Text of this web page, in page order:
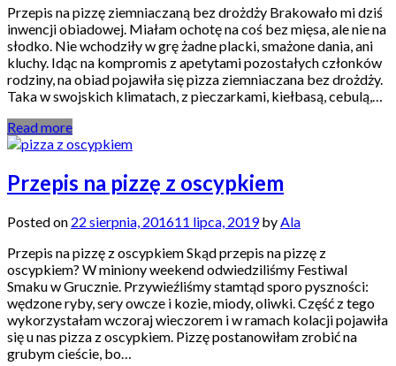
Przepis na pizzę ziemniaczaną bez drożdży Brakowało mi dziś
inwencji obiadowej. Miałam ochotę na coś bez mięsa, ale nie na
słodko. Nie wchodziły w grę żadne placki, smażone dania, ani
kluchy. Idąc na kompromis z apetytami pozostałych członków
rodziny, na obiad pojawiła się pizza ziemniaczana bez drożdży.
Taka w swojskich klimatach, z pieczarkami, kiełbasą, cebulą,…
Read more
Przepis na pizzę z oscypkiem
Posted on 22 sierpnia, 201611 lipca, 2019by Ala
Przepis na pizzę z oscypkiem Skąd przepis na pizzę z
oscypkiem? W miniony weekend odwiedziliśmy Festiwal
Smaku w Grucznie. Przywieźliśmy stamtąd sporo pyszności:
wędzone ryby, sery owcze i kozie, miody, oliwki. Część z tego
wykorzystałam wczoraj wieczorem i w ramach kolacji pojawiła
się u nas pizza z oscypkiem. Pizzę postanowiłam zrobić na
grubym cieście, bo…